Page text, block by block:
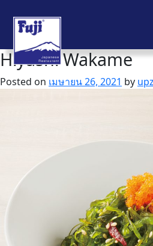
Skip
to
content
Hiyashi Wakame
Posted on เมษายน 26, 2021 by